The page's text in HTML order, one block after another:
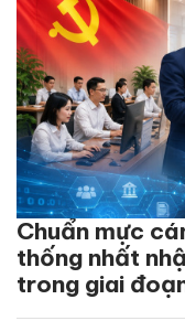
Chuẩn mực
thống nhất
trong giai